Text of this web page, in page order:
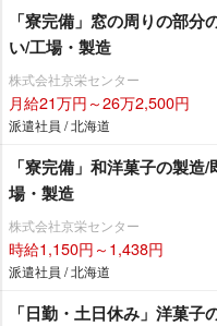
「寮完備」窓の周りの部
い/工場・製造
株式会社京栄センター
月給21万円～26万2,500円
派遣社員 / 北海道
「寮完備」和洋菓子の製
場・製造
株式会社京栄センター
時給1,150円～1,438円
派遣社員 / 北海道
「日勤・土日休み」洋菓